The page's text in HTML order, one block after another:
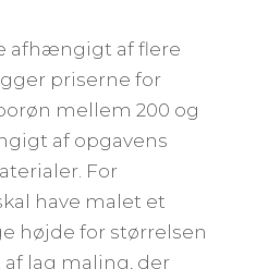
afhængigt af flere
priserne for
mellem 200 og
af opgavens
For
have malet et
højde for størrelsen
lag maling, der